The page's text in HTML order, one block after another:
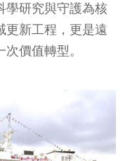
學研究與守護為核
更新工程，更是遠
價值轉型。